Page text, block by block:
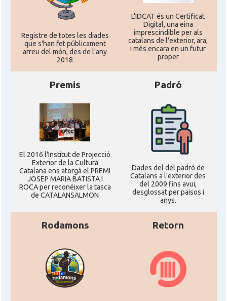
CAMON Catalans a UTAH
CAMON Catalans a VIRGINIA
CAMON Catalans a WASHINGTON DC
CAMON Catalans a WYOMING
Casal
American Institute for Catalan
Studies (AICS)
Casal Casal Català de Minnesota
Casal Casal Català del Nord de Califòrnia
Casal
Casal dels Països Catalans a
Califòrnia
Registre de totes les diades
que s'han fet públicament
arreu del món, des de l'any
2018
L'IDCAT és un Certificat
Digital, una eina
imprescindible per als
catalans de l'exterior, ara,
i més encara en un futur
proper
Premis
El 2016 l'Institut de Projecció
Exterior de la Cultura
Catalana ens atorgà el PREMI
JOSEP MARIA BATISTA I
ROCA per reconéixer la tasca
de CATALANSALMON
Padró
Dades del del padró de
Catalans a l'exterior des
del 2009 fins avui,
desglossat per paisos i
anys.
Rodamons Retorn